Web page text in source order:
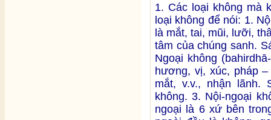
1. Các loại không mà
loại không để nói: 1.
là mắt, tai, mũi, lưỡi,
tâm của chúng sanh.
Ngoại không
hương, vị, xúc, pháp
mắt, v.v., nhận lãnh.
không. 3. Nội-ngoại
ngoại là 6 xứ bên